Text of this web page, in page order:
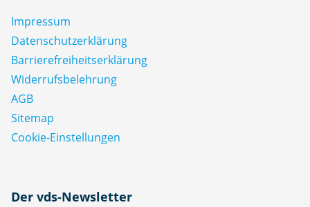
Impressum
Datenschutz­erklärung
Barrierefreiheitserklärung
Widerrufsbelehrung
AGB
Sitemap
Cookie-Einstellungen
Der vds-Newsletter
N